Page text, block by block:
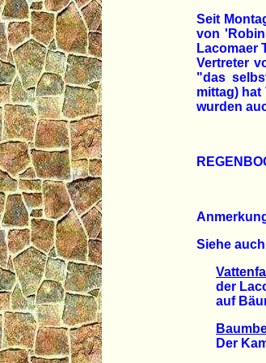
Seit
von
Lacomaer
Vertreter
"das
mittag) hat
wurden
Siehe
der
auf
Der